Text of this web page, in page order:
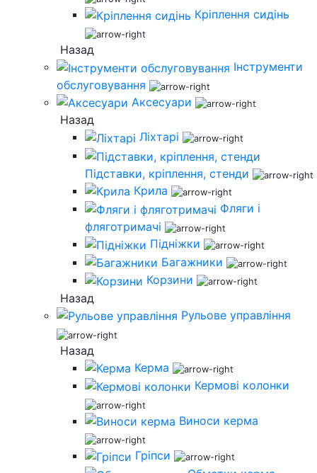
Кріплення сидінь
Назад
Інструменти
обслуговування
Аксесуари
Назад
Ліхтарі
Підставки, кріплення, стенди
Крила
Фляги і
фляготримачі
Підніжки
Багажники
Корзини
Назад
Рульове управління
Назад
Керма
Кермові колонки
Виноси керма
Гріпси